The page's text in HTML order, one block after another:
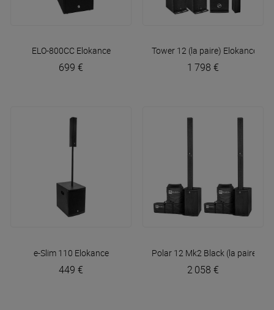
ELO-800CC Elokance
699 €
Tower 12 (la paire) Elokance
1 798 €
e-Slim 110 Elokance
449 €
Polar 12 Mk2 Black (la paire) +
2 058 €